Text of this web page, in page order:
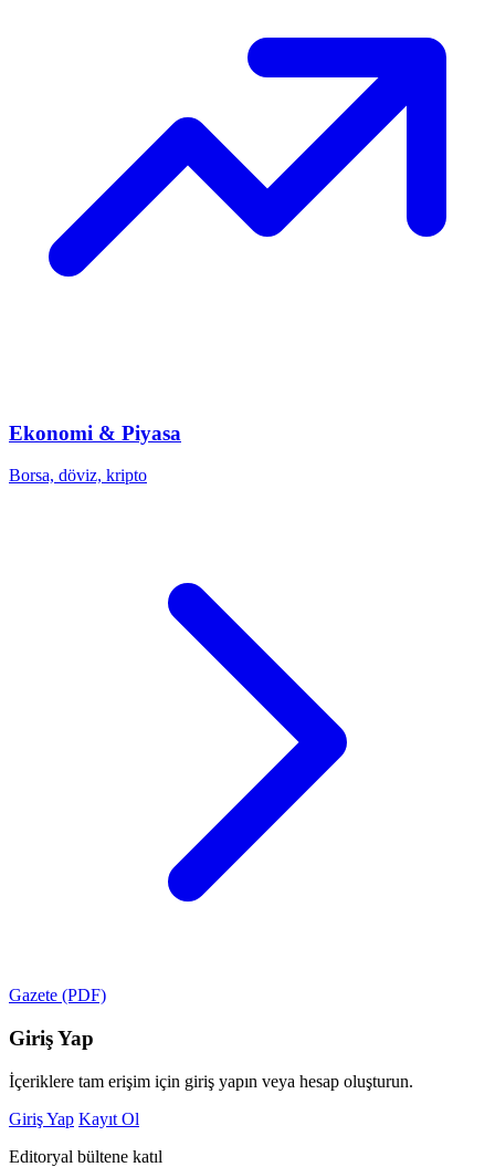
Ekonomi & Piyasa
Borsa, döviz, kripto
Gazete (PDF)
Giriş Yap
İçeriklere tam erişim için giriş yapın veya hesap oluşturun.
Giriş Yap Kayıt Ol
Editoryal bültene katıl